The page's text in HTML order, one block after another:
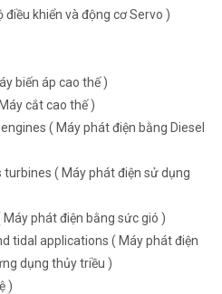
khiển và động cơ Servo )
biến áp cao thế )
cắt cao thế )
( Máy phát điện bằng Diesel
( Máy phát điện sử dụng
phát điện bằng sức gió )
tidal applications ( Máy phát điện
dụng thủy triều )
)